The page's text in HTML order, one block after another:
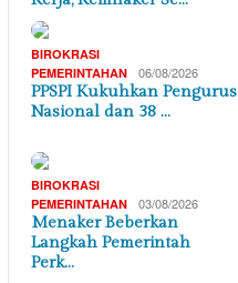
BIROKRASI
PEMERINTAHAN
06/08/2026
PPSPI Kukuhkan Pengurus
Nasional dan 38 …
BIROKRASI
PEMERINTAHAN
03/08/2026
Menaker Beberkan
Langkah Pemerintah
Perk…